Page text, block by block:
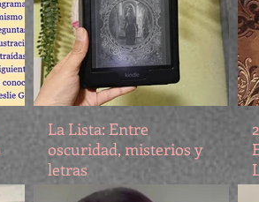
La Lista: Entre
oscuridad, misterios y
letras